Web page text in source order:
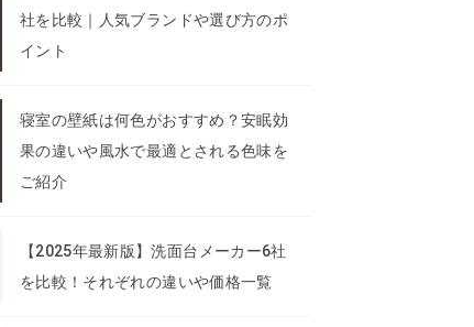
社を比較｜人気ブランドや選び方のポ
イント
寝室の壁紙は何色がおすすめ？安眠効
果の違いや風水で最適とされる色味を
ご紹介
【2025年最新版】洗面台メーカー6社
を比較！それぞれの違いや価格一覧